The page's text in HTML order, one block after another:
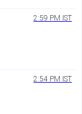
2:59 PM IST
2:54 PM IST